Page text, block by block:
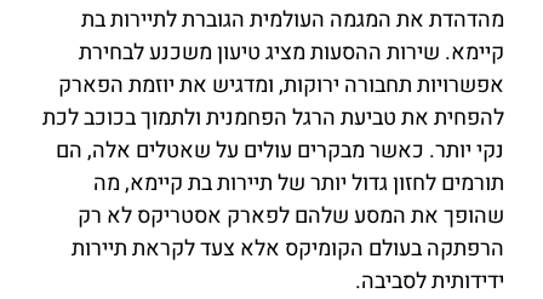
מהדהדת את המגמה העולמית הגוברת לתיירות בת
קיימא. שירות ההסעות מציג טיעון משכנע לבחירת
אפשרויות תחבורה ירוקות, ומדגיש את יוזמת הפארק
להפחית את טביעת הרגל הפחמנית ולתמוך בכוכב לכת
נקי יותר. כאשר מבקרים עולים על שאטלים אלה, הם
תורמים לחזון גדול יותר של תיירות בת קיימא, מה
שהופך את המסע שלהם לפארק אסטריקס לא רק
הרפתקה בעולם הקומיקס אלא צעד לקראת תיירות
ידידותית לסביבה.